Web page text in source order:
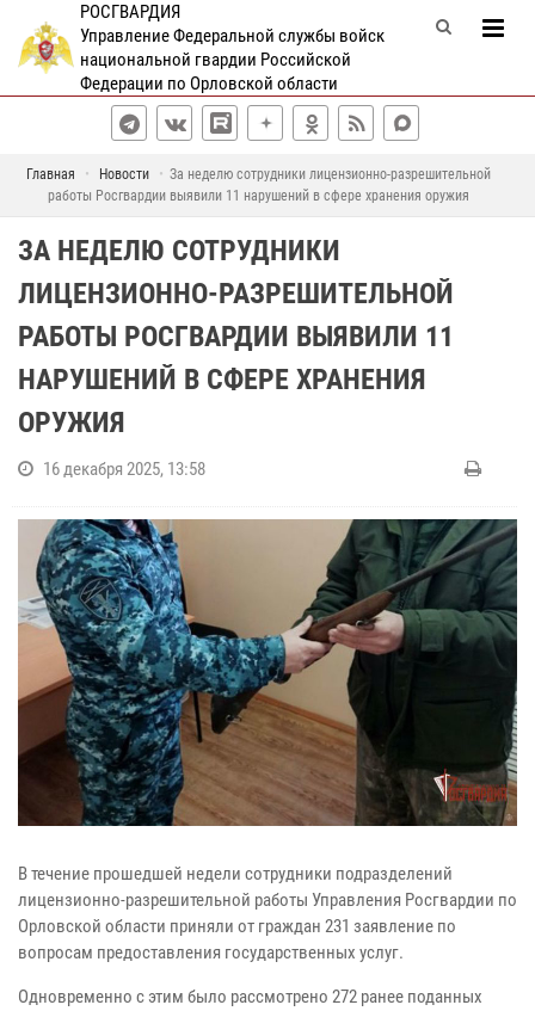
РОСГВАРДИЯ
Управление Федеральной службы войск
национальной гвардии Российской
Федерации по Орловской области
Главная Новости
За неделю сотрудники лицензионно-разрешительной
работы Росгвардии выявили 11 нарушений в сфере хранения оружия
ЗА НЕДЕЛЮ СОТРУДНИКИ
ЛИЦЕНЗИОННО-РАЗРЕШИТЕЛЬНОЙ
РАБОТЫ РОСГВАРДИИ ВЫЯВИЛИ 11
НАРУШЕНИЙ В СФЕРЕ ХРАНЕНИЯ
ОРУЖИЯ
16 декабря 2025, 13:58
В течение прошедшей недели сотрудники подразделений
лицензионно-разрешительной работы Управления Росгвардии по
Орловской области приняли от граждан 231 заявление по
вопросам предоставления государственных услуг.
Одновременно с этим было рассмотрено 272 ранее поданных